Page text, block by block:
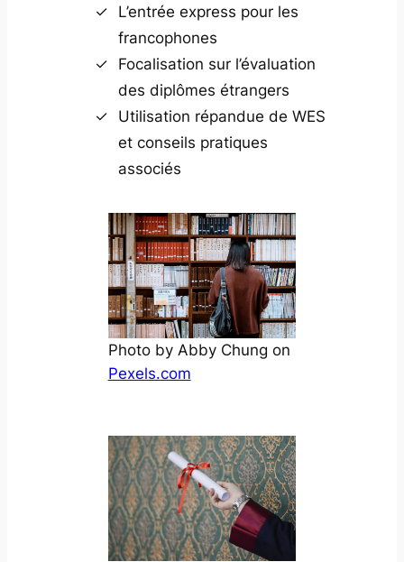
L’entrée express pour les
francophones
Focalisation sur l’évaluation
des diplômes étrangers
Utilisation répandue de WES
et conseils pratiques
associés
Photo by Abby Chung on
Pexels.com